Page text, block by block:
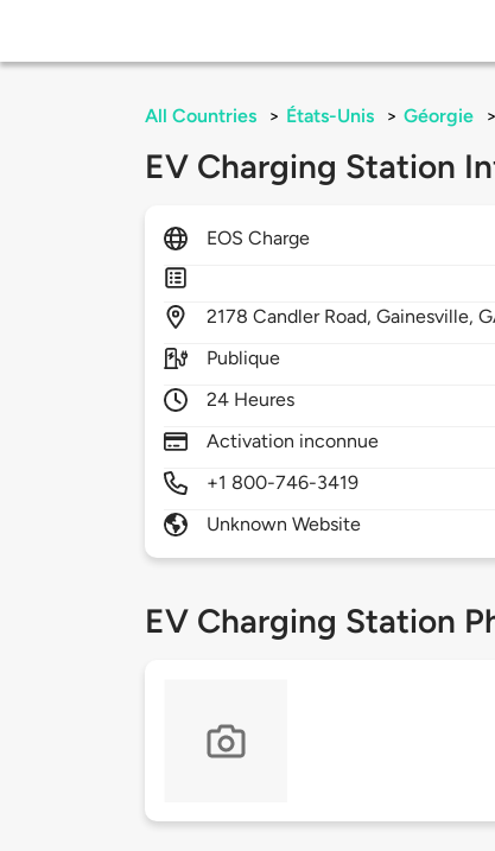
All Countries > États-Unis > Géorgie >
EV Charging Station
EOS Charge
2178Candler Road,Gainesville,
Publique
24 Heures
Activation inconnue
+1 800-746-3419
Unknown Website
EV Charging Station